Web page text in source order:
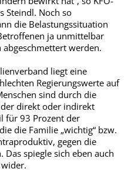
Steindl. Noch so
die Belastungssituation
ja unmittelbar
abgeschmettert werden.
liegt eine
Regierungswerte auf
sind durch die
direkt oder indirekt
für 93 Prozent der
die Familie „wichtig“ bzw.
gegen die
spiegle sich eben auch